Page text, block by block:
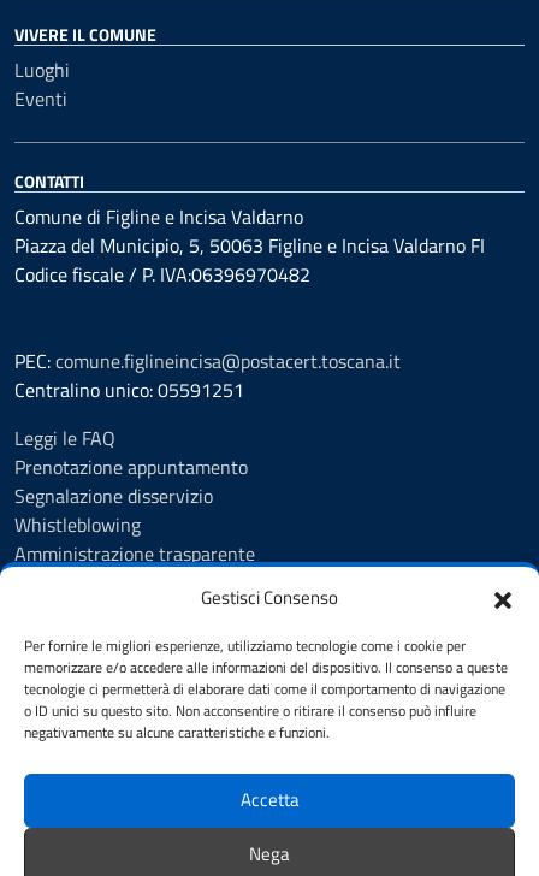
Gestisci Consenso
Per fornire le migliori esperienze, utilizziamo tecnologie come i cookie per
memorizzare e/o accedere alle informazioni del dispositivo. Il consenso a queste
tecnologie ci permetterà di elaborare dati come il comportamento di navigazione
o ID unici su questo sito. Non acconsentire o ritirare il consenso può influire
negativamente su alcune caratteristiche e funzioni.
Accetta
Nega
VIVERE IL COMUNE
Luoghi
Eventi
CONTATTI
Comune di Figline e Incisa Valdarno
Piazza del Municipio, 5, 50063 Figline e Incisa Valdarno FI
Codice fiscale / P. IVA:06396970482
PEC:comune.figlineincisa@postacert.toscana.it
Centralino unico: 05591251
Leggi le FAQ
Prenotazione appuntamento
Segnalazione disservizio
Whistleblowing
Amministrazione trasparente
Albo Pretorio
Cookie Policy
Informativa privacy
Dichiarazione di accessibilità
SEGUICI SU